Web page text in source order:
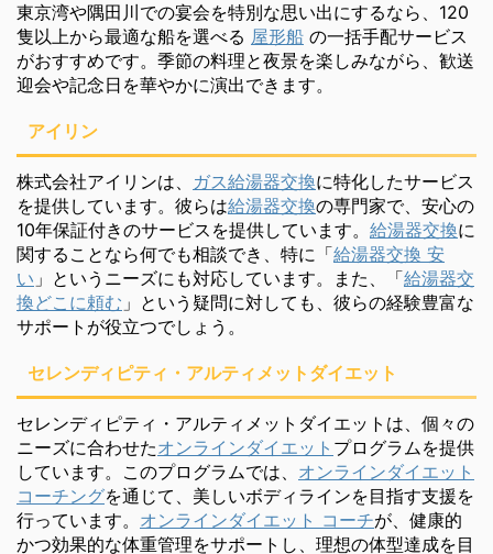
東京湾や隅田川での宴会を特別な思い出にするなら、120
隻以上から最適な船を選べる 屋形船 の一括手配サービス
がおすすめです。季節の料理と夜景を楽しみながら、歓送
迎会や記念日を華やかに演出できます。
アイリン
株式会社アイリンは、 ガス給湯器交換に特化したサービス
を提供しています。彼らは給湯器交換の専門家で、安心の
10年保証付きのサービスを提供しています。 給湯器交換に
関することなら何でも相談でき、特に「給湯器交換 安
い 」というニーズにも対応しています。また、「給湯器交
換どこに頼む 」という疑問に対しても、彼らの経験豊富な
サポートが役立つでしょう。
セレンディピティ・アルティメットダイエット
セレンディピティ・アルティメットダイエットは、個々の
ニーズに合わせたオンラインダイエット プログラムを提供
しています。このプログラムでは、 オンラインダイエット
コーチングを通じて、美しいボディラインを目指す支援を
行っています。 オンラインダイエット コーチが、健康的
かつ効果的な体重管理をサポートし、理想の体型達成を目